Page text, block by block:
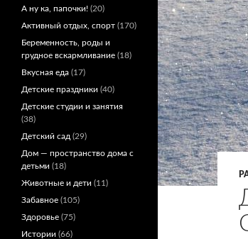
А ну ка, папочки! (20)
Активный отдых, спорт (170)
Беременность, роды и
грудное вскармливание (18)
Вкусная еда (17)
Детские праздники (40)
Детские студии и занятия
(38)
Детский сад (29)
Дом — пространство дома с
детьми (18)
Животные и дети (11)
Забавное (105)
Здоровье (75)
Истории (66)